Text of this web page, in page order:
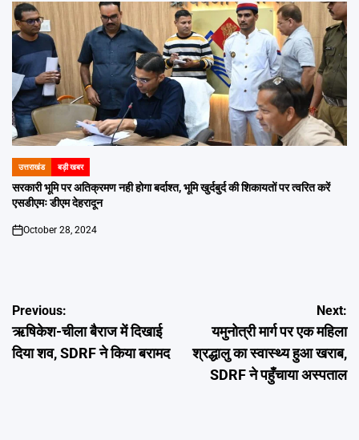
POSTED
IN
उत्तराखंड बड़ी खबर
सरकारी भूमि पर अतिक्रमण नही होगा बर्दाश्त, भूमि खुर्दबुर्द की शिकायतों पर त्वरित करें
एसडीएमः डीएम देहरादून
on
October 28, 2024
Post
navigation
Previous:
ऋषिकेश-चीला बैराज में दिखाई
दिया शव, SDRF ने किया बरामद
Next:
यमुनोत्री मार्ग पर एक महिला
श्रद्धालु का स्वास्थ्य हुआ खराब,
SDRF ने पहुँचाया अस्पताल